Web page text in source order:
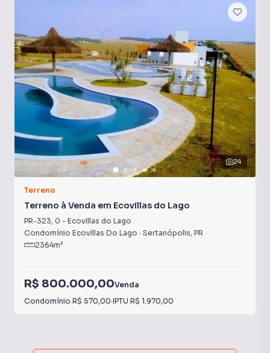
24
Terreno
Terreno à Venda em Ecovillas do Lago
PR-323, 0 - Ecovillas do Lago
Condomínio Ecovillas Do Lago · Sertanópolis, PR
2364m²
R$ 800.000,00Venda
Condomínio R$ 570,00·IPTU R$ 1.970,00